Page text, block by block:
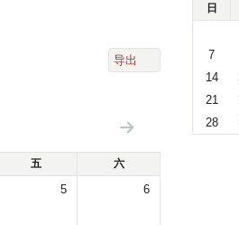
导出
五 六
5 6
日
7
14
21
28